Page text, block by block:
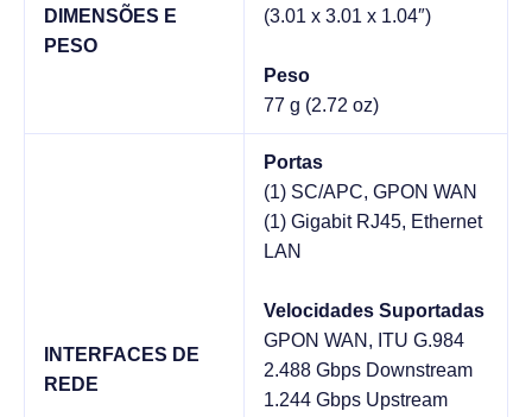
DIMENSÕES E
PESO
(3.01 x 3.01 x 1.04″)
Peso
77 g (2.72 oz)
INTERFACES DE
REDE
Portas
(1) SC/APC, GPON WAN
(1) Gigabit RJ45, Ethernet
LAN
Velocidades Suportadas
GPON WAN, ITU G.984
2.488 Gbps Downstream
1.244 Gbps Upstream